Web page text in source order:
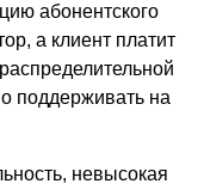
абонентского
а клиент платит
поддерживать на
невысокая